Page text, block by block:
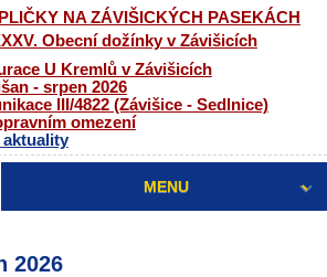
NA ZÁVIŠICKÝCH PASEKÁCH
Obecní dožínky v Závišicích
U Kremlů v Závišicích
- srpen 2026
III/4822 (Závišice - Sedlnice)
omezení
MENU
2026